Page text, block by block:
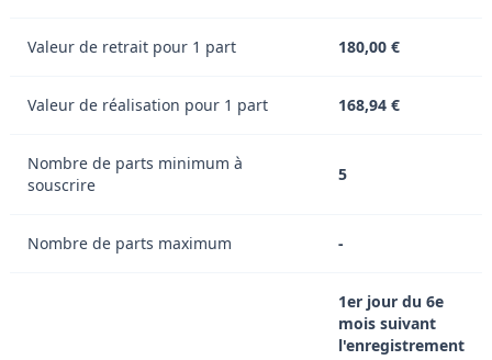
Valeur de retrait pour 1 part 180,00 €
Valeur de réalisation pour 1 part 168,94 €
Nombre de parts minimum à
souscrire
5
Nombre de parts maximum -
1er jour du 6e
mois suivant
l'enregistrement